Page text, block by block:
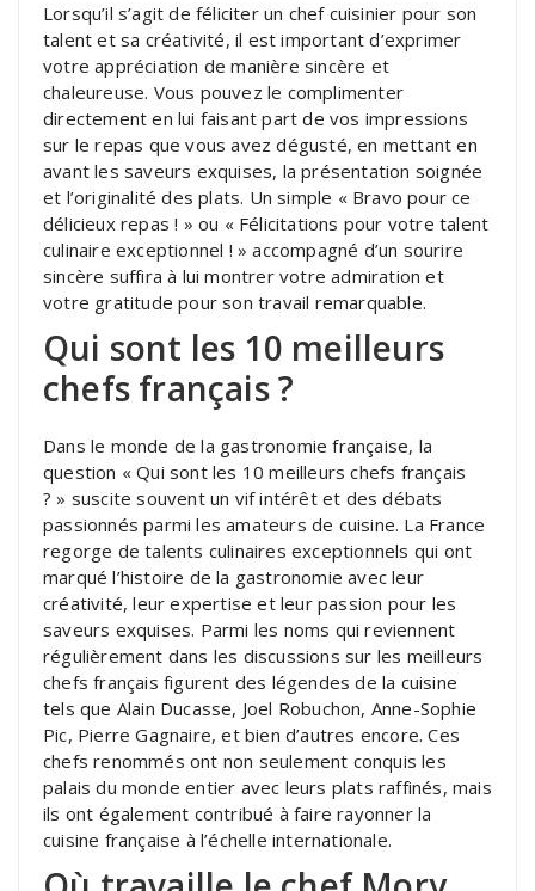
Lorsqu’il s’agit de féliciter un chef cuisinier pour son
talent et sa créativité, il est important d’exprimer
votre appréciation de manière sincère et
chaleureuse. Vous pouvez le complimenter
directement en lui faisant part de vos impressions
sur le repas que vous avez dégusté, en mettant en
avant les saveurs exquises, la présentation soignée
et l’originalité des plats. Un simple « Bravo pour ce
délicieux repas ! » ou « Félicitations pour votre talent
culinaire exceptionnel ! » accompagné d’un sourire
sincère suffira à lui montrer votre admiration et
votre gratitude pour son travail remarquable.
Qui sont les 10 meilleurs
chefs français ?
Dans le monde de la gastronomie française, la
question « Qui sont les 10 meilleurs chefs français
? » suscite souvent un vif intérêt et des débats
passionnés parmi les amateurs de cuisine. La France
regorge de talents culinaires exceptionnels qui ont
marqué l’histoire de la gastronomie avec leur
créativité, leur expertise et leur passion pour les
saveurs exquises. Parmi les noms qui reviennent
régulièrement dans les discussions sur les meilleurs
chefs français figurent des légendes de la cuisine
tels que Alain Ducasse, Joel Robuchon, Anne-Sophie
Pic, Pierre Gagnaire, et bien d’autres encore. Ces
chefs renommés ont non seulement conquis les
palais du monde entier avec leurs plats raffinés, mais
ils ont également contribué à faire rayonner la
cuisine française à l’échelle internationale.